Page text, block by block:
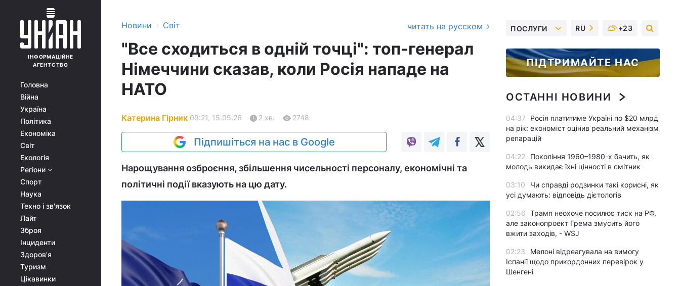
ІНФОРМАЦІЙНЕ
АГЕНТСТВО
Головна
Війна
Україна
Політика
Економіка
Світ
Екологія
Регіони
Спорт
Наука
Техно і зв'язок
Лайт
Зброя
Інциденти
Здоров'я
Туризм
Цікавинки
Новини › Світ читать на русском
"Все сходиться в одній точці": топ-генерал
Німеччини сказав, коли Росія нападе на
НАТО
Катерина Гірник 09:21, 15.05.26 2 хв. 2748
Підпишіться на нас в Google
Нарощування озброєння, збільшення чисельності персоналу, економічні та
політичні події вказують на цю дату.
ПОСЛУГИ RU +23
ПІДТРИМАЙТЕ НАС
ОСТАННІ НОВИНИ
04:37
Росія платитиме Україні по $20 млрд
на рік: економіст оцінив реальний механізм
репарацій
04:22
Покоління 1960–1980-х бачить, як
молодь викидає їхні цінності в смітник
03:10
Чи справді родзинки такі корисні, як
усі думають: відповідь дієтологів
02:56 Трамп неохоче посилює тиск на РФ,
але законопроект Грема змусить його
вжити заходів, - WSJ
02:23
Мелоні відреагувала на вимогу
Іспанії щодо прикордонних перевірок у
Шенгені